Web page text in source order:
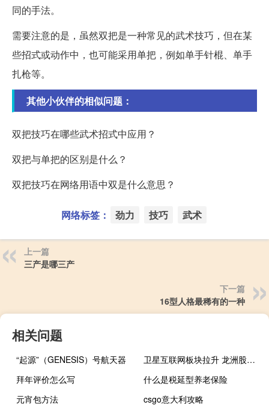
同的手法。
需要注意的是，虽然双把是一种常见的武术技巧，但在某
些招式或动作中，也可能采用单把，例如单手针棍、单手
扎枪等。
其他小伙伴的相似问题：
双把技巧在哪些武术招式中应用？
双把与单把的区别是什么？
双把技巧在网络用语中双是什么意思？
网络标签： 劲力 技巧 武术
上一篇
三产是哪三产
下一篇
16型人格最稀有的一种
相关问题
“起源”（GENESIS）号航天器
卫星互联网板块拉升 龙洲股份涨停
拜年评价怎么写
什么是税延型养老保险
元宵包方法
csgo意大利攻略